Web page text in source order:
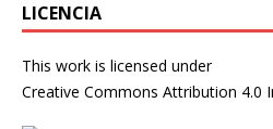
LICENCIA
This work is licensed under
Creative Commons Attribution 4.0